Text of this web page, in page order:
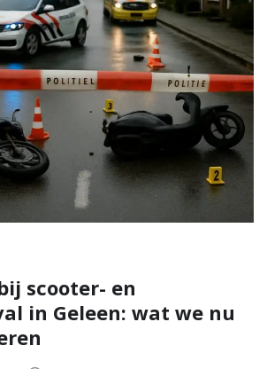
scooter- en
in Geleen: wat we nu